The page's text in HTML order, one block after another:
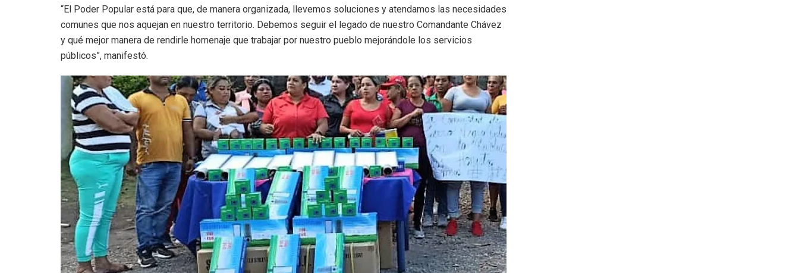
“El Poder Popular está para que, de manera organizada, llevemos soluciones y atendamos las necesidades
comunes que nos aquejan en nuestro territorio. Debemos seguir el legado de nuestro Comandante Chávez
y qué mejor manera de rendirle homenaje que trabajar por nuestro pueblo mejorándole los servicios
públicos”, manifestó.